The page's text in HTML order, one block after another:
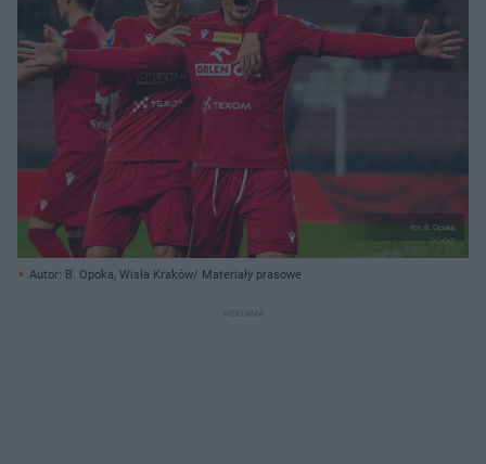
Autor: B. Opoka, Wisła Kraków/ Materiały prasowe